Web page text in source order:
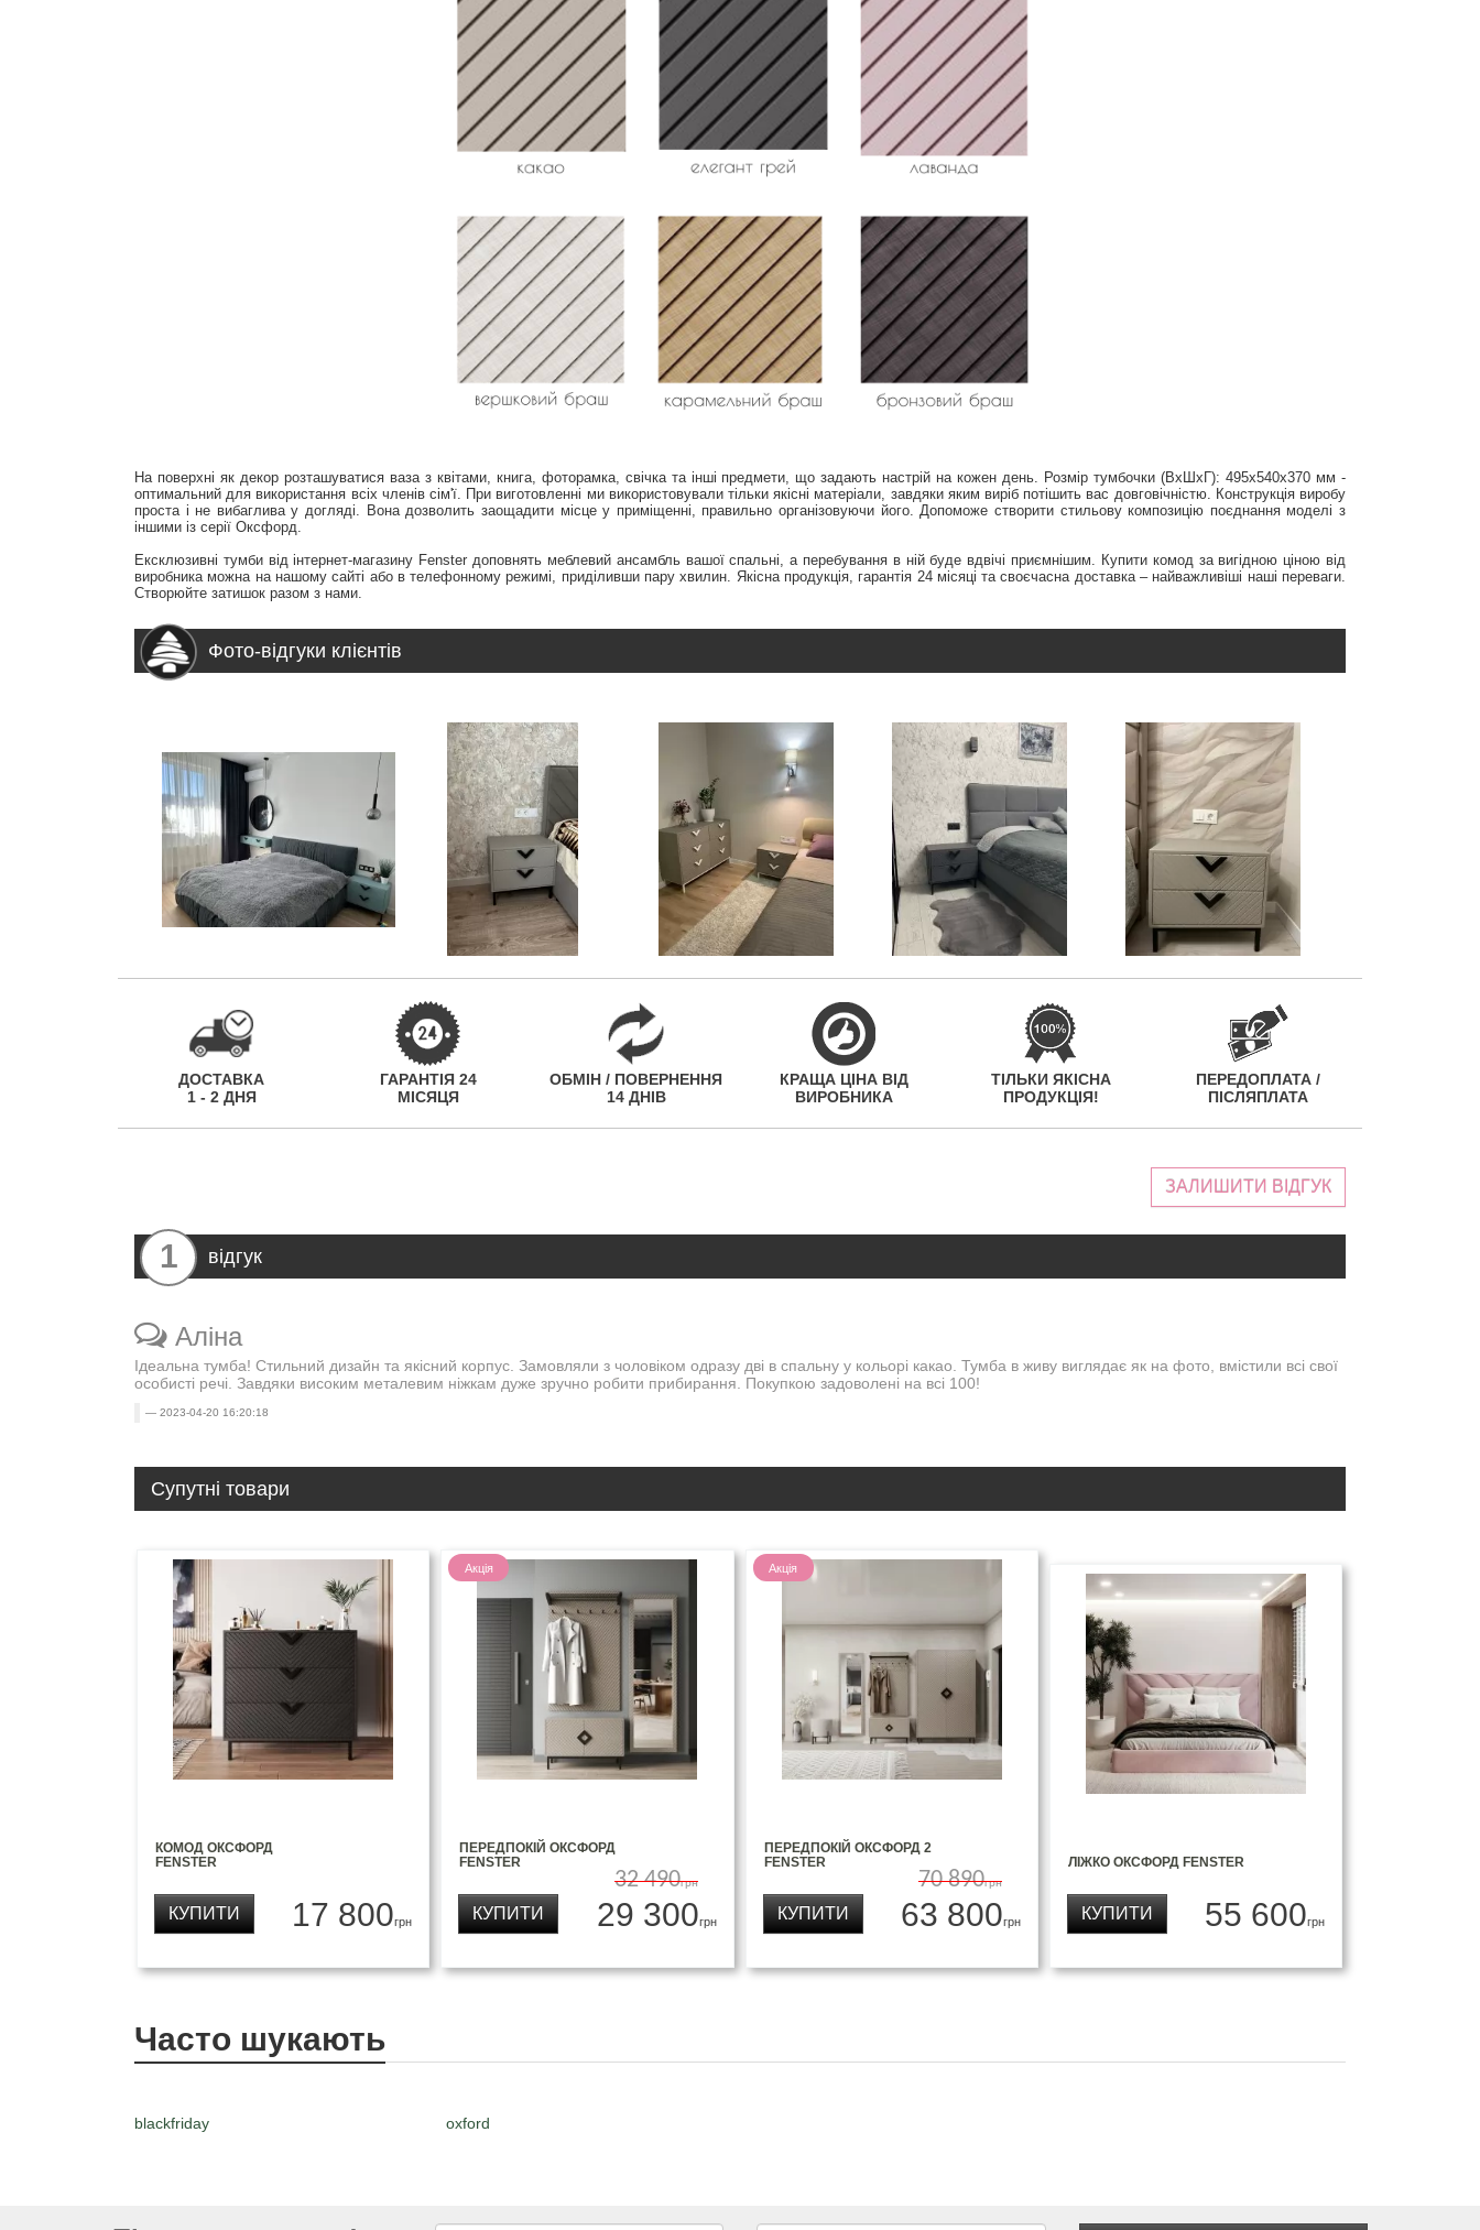
На поверхні як декор розташуватися ваза з квітами, книга, фоторамка, свічка та інші предмети, що задають настрій на кожен день. Розмір тумбочки (ВхШхГ): 495х540х370 мм -
оптимальний для використання всіх членів сім'ї. При виготовленні ми використовували тільки якісні матеріали, завдяки яким виріб потішить вас довговічністю. Конструкція виробу
проста і не вибаглива у догляді. Вона дозволить заощадити місце у приміщенні, правильно організовуючи його. Допоможе створити стильову композицію поєднання моделі з
іншими із серії Оксфорд.
Ексклюзивні тумби від інтернет-магазину Fenster доповнять меблевий ансамбль вашої спальні, а перебування в ній буде вдвічі приємнішим. Купити комод за вигідною ціною від
виробника можна на нашому сайті або в телефонному режимі, приділивши пару хвилин. Якісна продукція, гарантія 24 місяці та своєчасна доставка – найважливіші наші переваги.
Створюйте затишок разом з нами.
Фото-відгуки клієнтів
ДОСТАВКА
1 - 2 ДНЯ
ГАРАНТІЯ 24
МІСЯЦЯ
ОБМІН / ПОВЕРНЕННЯ
14 ДНІВ
КРАЩА ЦІНА ВІД
ВИРОБНИКА
ТІЛЬКИ ЯКІСНА
ПРОДУКЦІЯ!
ПЕРЕДОПЛАТА /
ПІСЛЯПЛАТА
ЗАЛИШИТИ ВІДГУК
1 відгук
Аліна
Ідеальна тумба! Стильний дизайн та якісний корпус. Замовляли з чоловіком одразу дві в спальну у кольорі какао. Тумба в живу виглядає як на фото, вмістили всі свої
особисті речі. Завдяки високим металевим ніжкам дуже зручно робити прибирання. Покупкою задоволені на всі 100!
2023-04-20 16:20:18
Супутні товари
КОМОД ОКСФОРД
FENSTER
17 800грн
КУПИТИ
Акція
ПЕРЕДПОКІЙ ОКСФОРД
FENSTER
32 490грн
29 300грн
КУПИТИ
Акція
ПЕРЕДПОКІЙ ОКСФОРД 2
FENSTER
70 890грн
63 800грн
КУПИТИ
ЛІЖКО ОКСФОРД FENSTER
55 600грн
КУПИТИ
Часто шукають
blackfriday oxford